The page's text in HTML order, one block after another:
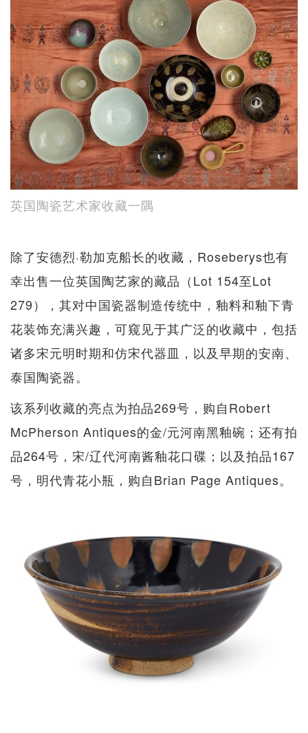
英国陶瓷艺术家收藏一隅
除了安德烈·勒加克船长的收藏，Roseberys也有
幸出售一位英国陶艺家的藏品（Lot 154至Lot
279），其对中国瓷器制造传统中，釉料和釉下青
花装饰充满兴趣，可窥见于其广泛的收藏中，包括
诸多宋元明时期和仿宋代器皿，以及早期的安南、
泰国陶瓷器。
该系列收藏的亮点为拍品269号，购自Robert
McPherson Antiques的金/元河南黑釉碗；还有拍
品264号，宋/辽代河南酱釉花口碟；以及拍品167
号，明代青花小瓶，购自Brian Page Antiques。